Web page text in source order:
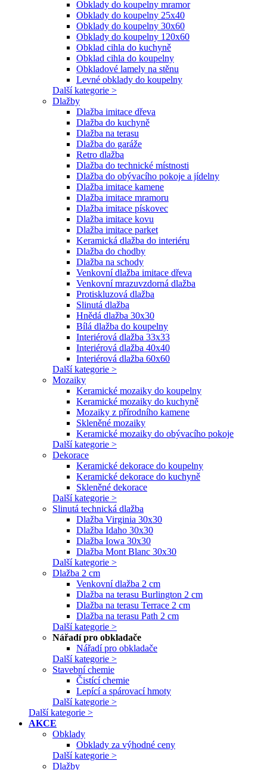
Obklady do koupelny mramor
Obklady do koupelny 25x40
Obklady do koupelny 30x60
Obklady do koupelny 120x60
Obklad cihla do kuchyně
Obklad cihla do koupelny
Obkladové lamely na stěnu
Levné obklady do koupelny
Další kategorie >
Dlažby
Dlažba imitace dřeva
Dlažba do kuchyně
Dlažba na terasu
Dlažba do garáže
Retro dlažba
Dlažba do technické místnosti
Dlažba do obývacího pokoje a jídelny
Dlažba imitace kamene
Dlažba imitace mramoru
Dlažba imitace pískovec
Dlažba imitace kovu
Dlažba imitace parket
Keramická dlažba do interiéru
Dlažba do chodby
Dlažba na schody
Venkovní dlažba imitace dřeva
Venkovní mrazuvzdorná dlažba
Protiskluzová dlažba
Slinutá dlažba
Hnědá dlažba 30x30
Bílá dlažba do koupelny
Interiérová dlažba 33x33
Interiérová dlažba 40x40
Interiérová dlažba 60x60
Další kategorie >
Mozaiky
Keramické mozaiky do koupelny
Keramické mozaiky do kuchyně
Mozaiky z přírodního kamene
Skleněné mozaiky
Keramické mozaiky do obývacího pokoje
Další kategorie >
Dekorace
Keramické dekorace do koupelny
Keramické dekorace do kuchyně
Skleněné dekorace
Další kategorie >
Slinutá technická dlažba
Dlažba Virginia 30x30
Dlažba Idaho 30x30
Dlažba Iowa 30x30
Dlažba Mont Blanc 30x30
Další kategorie >
Dlažba 2 cm
Venkovní dlažba 2 cm
Dlažba na terasu Burlington 2 cm
Dlažba na terasu Terrace 2 cm
Dlažba na terasu Path 2 cm
Další kategorie >
Nářadí pro obkladače
Nářadí pro obkladače
Další kategorie >
Stavební chemie
Čistící chemie
Lepící a spárovací hmoty
Další kategorie >
Další kategorie >
AKCE
Obklady
Obklady za výhodné ceny
Další kategorie >
Dlažby